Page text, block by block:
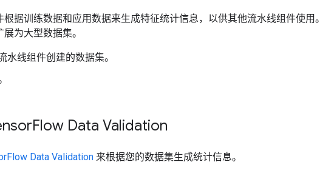
据训练数据和应用数据来生成特征统计信息，以供其他流水线组件使用。
为大型数据集。
水线组件创建的数据集。
Flow Data Validation
Data Validation 来根据您的数据集生成统计信息。